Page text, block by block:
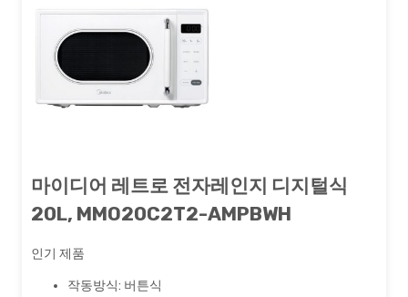
마이디어 레트로 전자레인지 디지털식
20L, MMO20C2T2-AMPBWH
인기 제품
작동방식: 버튼식